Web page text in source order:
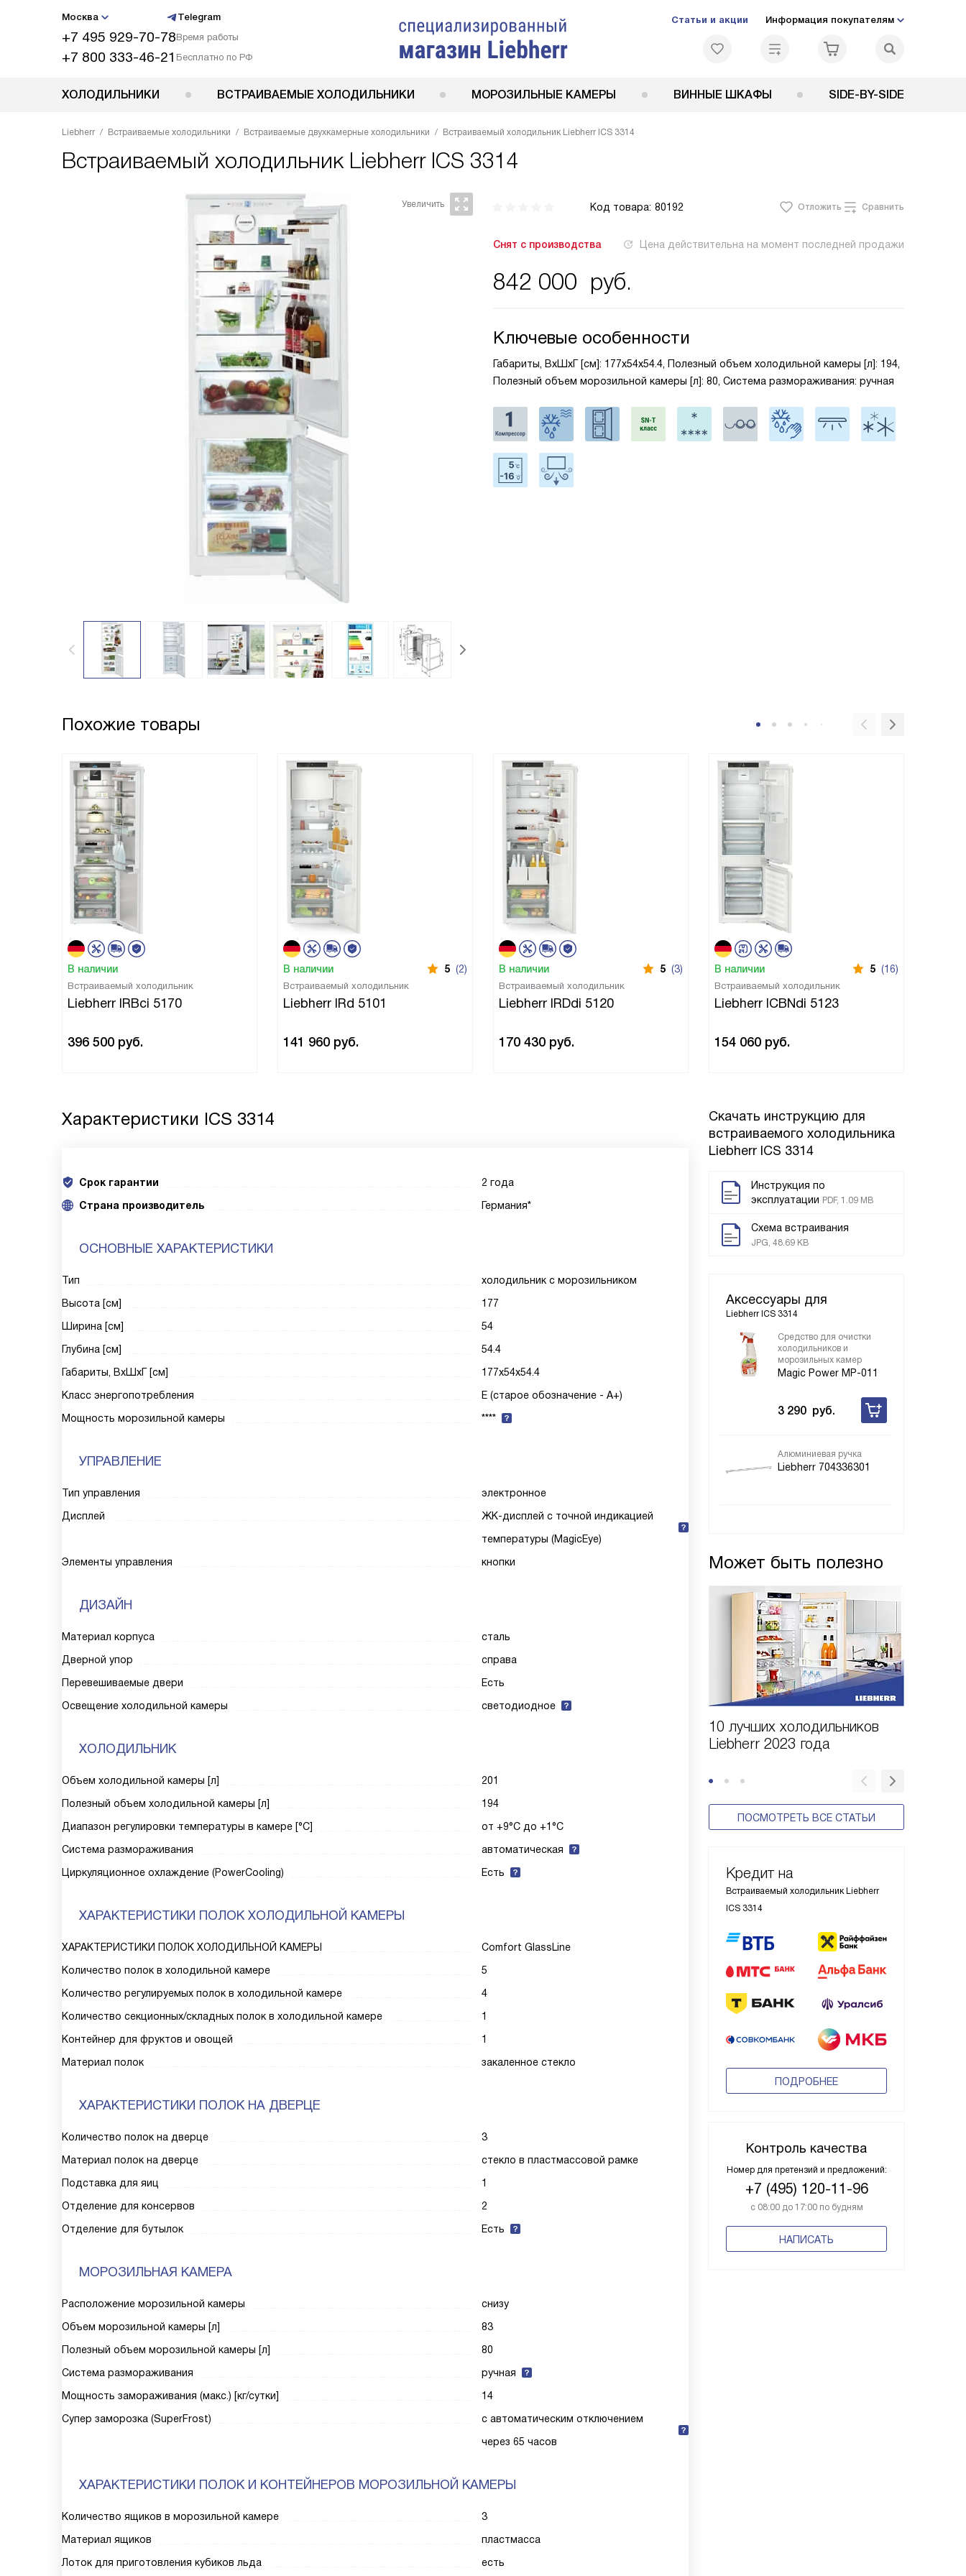
Москва Telegram
+7 495 929-70-78Время работы
+7 800 333-46-21 Бесплатно по РФ
Статьи и акции Информация покупателям
ХОЛОДИЛЬНИКИ ВСТРАИВАЕМЫЕ ХОЛОДИЛЬНИКИ МОРОЗИЛЬНЫЕ КАМЕРЫ ВИННЫЕ ШКАФЫ SIDE-BY-SIDE
Liebherr Встраиваемые холодильники Встраиваемые двухкамерные холодильники Встраиваемый холодильник Liebherr ICS 3314
Встраиваемый холодильник Liebherr ICS 3314
Код товара: 80192 Отложить Сравнить
Снят с производства Цена действительна на момент последней продажи
842 000 руб.
Ключевые особенности
Габариты, ВxШxГ [см]: 177x54x54.4, Полезный объем холодильной камеры [л]: 194,
Полезный объем морозильной камеры [л]: 80, Система размораживания: ручная
Похожие товары
В наличии
Встраиваемый холодильник
Liebherr IRBci 5170
396 500 руб.
В наличии 5 (2)
Встраиваемый холодильник
Liebherr IRd 5101
141 960 руб.
В наличии 5 (3)
Встраиваемый холодильник
Liebherr IRDdi 5120
170 430 руб.
В наличии 5 (16)
Встраиваемый холодильник
Liebherr ICBNdi 5123
154 060 руб.
Скачать инструкцию для
встраиваемого холодильника
Liebherr ICS 3314
Инструкция по
эксплуатации PDF, 1.09 MB
Схема встраивания
JPG, 48.69 KB
Аксессуары для
Liebherr ICS 3314
Средство для очистки
холодильников и
морозильных камер
Magic Power MP-011
3 290 руб.
Алюминиевая ручка
Liebherr 704336301
Может быть полезно
10 лучших холодильников
Liebherr 2023 года
ПОСМОТРЕТЬ ВСЕ СТАТЬИ
Кредит на
Встраиваемый холодильник Liebherr
ICS 3314
ПОДРОБНЕЕ
Контроль качества
Номер для претензий и предложений:
+7 (495) 120-11-96
с 08:00 до 17:00 по будням
НАПИСАТЬ
Характеристики ICS 3314
Срок гарантии
2 года
Cтрана производитель
Германия*
ОСНОВНЫЕ ХАРАКТЕРИСТИКИ
Тип
холодильник с морозильником
Высота [см]
177
Ширина [см]
54
Глубина [см]
54.4
Габариты, ВxШxГ [см]
177x54x54.4
Класс энергопотребления
E (старое обозначение - A+)
Мощность морозильной камеры
****
УПРАВЛЕНИЕ
Тип управления
электронное
Дисплей
ЖК-дисплей с точной индикацией
температуры (MagicEye)
Элементы управления
кнопки
ДИЗАЙН
Материал корпуса
сталь
Дверной упор
справа
Перевешиваемые двери
Есть
Освещение холодильной камеры
светодиодное
ХОЛОДИЛЬНИК
Объем холодильной камеры [л]
201
Полезный объем холодильной камеры [л]
194
Диапазон регулировки температуры в камере [°C]
от +9°C до +1°C
Система размораживания
автоматическая
Циркуляционное охлаждение (PowerCooling)
Есть
ХАРАКТЕРИСТИКИ ПОЛОК ХОЛОДИЛЬНОЙ КАМЕРЫ
ХАРАКТЕРИСТИКИ ПОЛОК ХОЛОДИЛЬНОЙ КАМЕРЫ
Comfort GlassLine
Количество полок в холодильной камере
5
Количество регулируемых полок в холодильной камере
4
Количество секционных/складных полок в холодильной камере
1
Контейнер для фруктов и овощей
1
Материал полок
закаленное стекло
ХАРАКТЕРИСТИКИ ПОЛОК НА ДВЕРЦЕ
Количество полок на дверце
3
Материал полок на дверце
стекло в пластмассовой рамке
Подставка для яиц
1
Отделение для консервов
2
Отделение для бутылок
Есть
МОРОЗИЛЬНАЯ КАМЕРА
Расположение морозильной камеры
снизу
Объем морозильной камеры [л]
83
Полезный объем морозильной камеры [л]
80
Система размораживания
ручная
Мощность замораживания (макс.) [кг/сутки]
14
Супер заморозка (SuperFrost)
с автоматическим отключением
через 65 часов
ХАРАКТЕРИСТИКИ ПОЛОК И КОНТЕЙНЕРОВ МОРОЗИЛЬНОЙ КАМЕРЫ
Количество ящиков в морозильной камере
3
Материал ящиков
пластмасса
Лоток для приготовления кубиков льда
есть